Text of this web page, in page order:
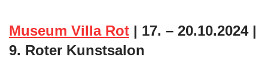
Museum Villa Rot | 17. – 20.10.2024 |
9. Roter Kunstsalon